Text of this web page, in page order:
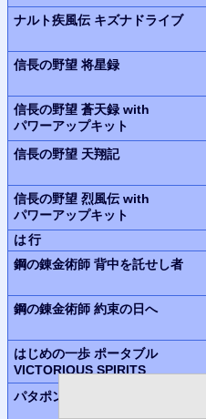
ナルト疾風伝 キズナドライブ
信長の野望 将星録
信長の野望 蒼天録 with
パワーアップキット
信長の野望 天翔記
信長の野望 烈風伝 with
パワーアップキット
は行
鋼の錬金術師 背中を託せし者
鋼の錬金術師 約束の日へ
はじめの一歩 ポータブル
VICTORIOUS SPIRITS
パタポン